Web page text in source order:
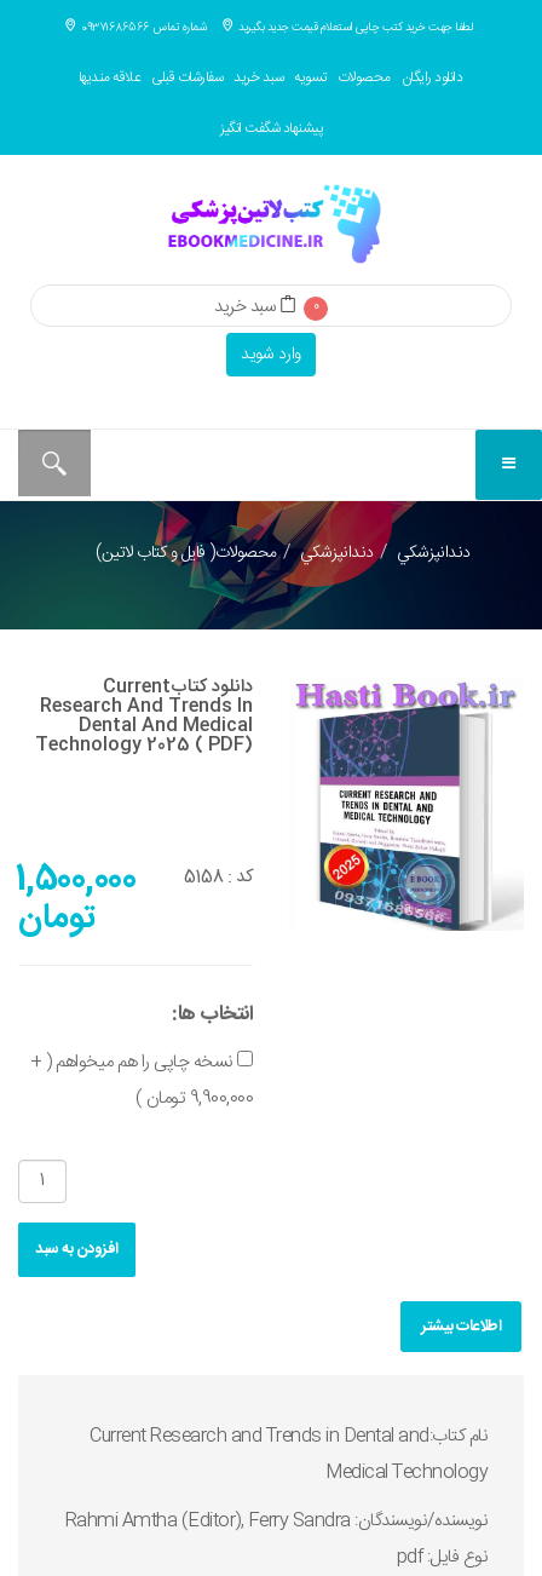
شماره تماس 09371686566 لطفا جهت خرید کتب چاپی استعلام قیمت جدید بگیرید
علاقه مندیها سفارشات قبلی سبد خرید تسویه محصولات دانلود رایگان
پیشنهاد شگفت انگیز
سبد خرید 0
وارد شوید
محصولات( فایل و کتاب لاتین) دندانپزشکي دندانپزشکي
دانلود کتابCurrent
Research And Trends In
Dental And Medical
Technology 2025 ( PDF)
1,500,000
تومان
کد :5158
انتخاب ها:
نسخه چاپی را هم میخواهم ( +
9,900,000 تومان )
افزودن به سبد
اطلاعات بیشتر
نام کتاب:Current Research and Trends in Dental and
Medical Technology
نويسنده/نويسندگان: Rahmi Amtha (Editor), Ferry Sandra
نوع فايل: pdf